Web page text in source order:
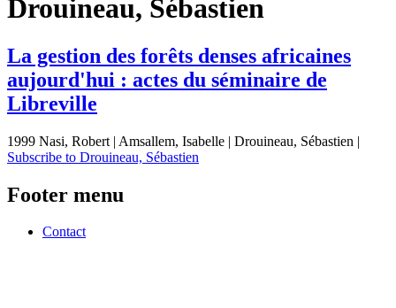
Drouineau, Sébastien
La gestion des forêts denses africaines
aujourd'hui : actes du séminaire de
Libreville
1999 Nasi, Robert | Amsallem, Isabelle | Drouineau, Sébastien |
Subscribe to Drouineau, Sébastien
Footer menu
Contact